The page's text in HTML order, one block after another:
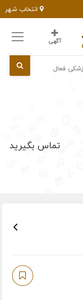
انتخاب شهر
آگهی
فعال
تماس بگیرید